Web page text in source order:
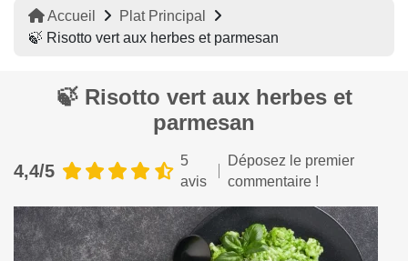
Accueil
Plat Principal
🍃 Risotto vert aux herbes et parmesan
🍃 Risotto vert aux herbes et
parmesan
4,4/5
5
avis
Déposez le premier
commentaire !